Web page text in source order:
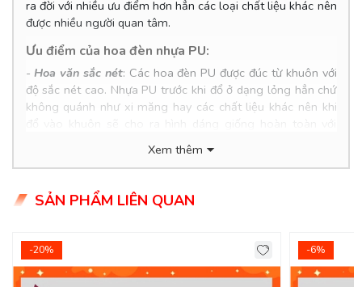
ra đời với nhiều ưu điểm hơn hẳn các loại chất liệu khác nên
được nhiều người quan tâm.
Ưu điểm của hoa đèn nhựa PU:
- Hoa văn sắc nét: Các hoa đèn PU được đúc từ khuôn với
độ sắc nét cao. Nhựa PU trước khi đổ ở dạng lỏng hẳn chứ
không quánh như xi măng hay các chất liệu khác nên khi
-Rất nhẹ: Với đặc tính nhẹ nên khi vận chuyển, thi công lắp
đặt lên trần nhà trở nên dễ dàng hơn. Đặc biệt, vấn đề an
toàn càng được đảm bảo do vật liệu nhẹ, chỉ cần dùng đinh
-Rất bền và không bị tác động bởi môi trường
: Khác với
chất liệu khác, khi ngấm nước hoặc độ ẩm quá thấp thường
sẽ bị ảnh hưởng tới sản phẩm gây nên hiện tượng nứt vỡ, ố
Xem thêm
SẢN PHẨM LIÊN QUAN
-20% -6%